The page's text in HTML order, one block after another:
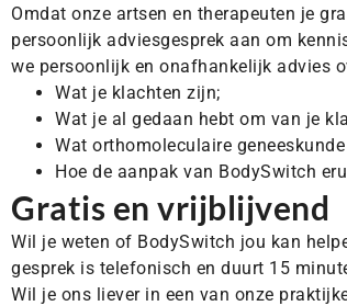
Omdat onze artsen en therapeuten je
persoonlijk adviesgesprek aan om
we persoonlijk en onafhankelijk advies
Wat je klachten zijn;
Wat je al gedaan hebt om van je
Wat orthomoleculaire
Hoe de aanpak van BodySwitch
Gratis en vrijblijvend
Wil je weten of BodySwitch jou kan
gesprek is telefonisch en duurt 15
Wil je ons liever in een van onze